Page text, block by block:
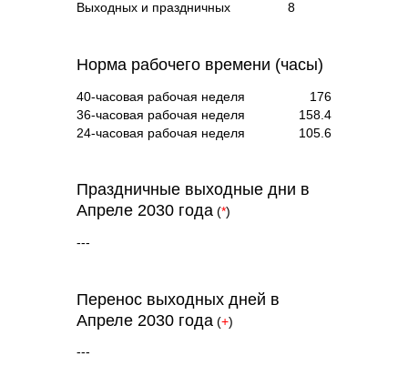
Выходных и праздничных
8
Норма рабочего времени (часы)
40-часовая рабочая неделя
176
36-часовая рабочая неделя
158.4
24-часовая рабочая неделя
105.6
Праздничные выходные дни в
Апреле 2030 года (*)
---
Перенос выходных дней в
Апреле 2030 года (+)
---